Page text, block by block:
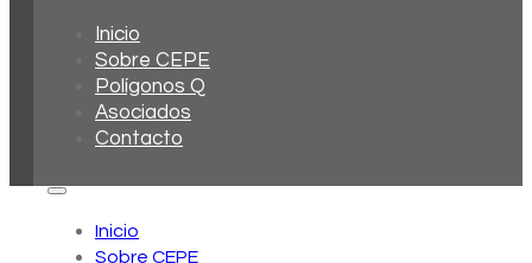
Inicio
Sobre CEPE
Polígonos Q
Asociados
Contacto
Inicio
Sobre CEPE